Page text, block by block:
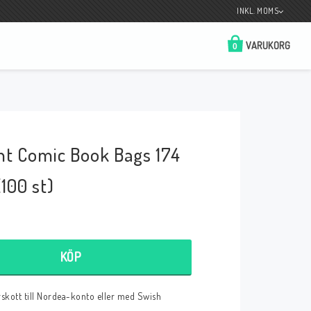
INKL. MOMS
VARUKORG
0
Betala enkelt i förskott till konto i Nordea
Comic Book Bags 174
st)
KÖP
till Nordea-konto eller med Swish